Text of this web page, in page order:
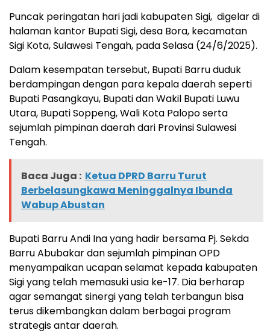
Puncak peringatan hari jadi kabupaten Sigi, digelar di
halaman kantor Bupati Sigi, desa Bora, kecamatan
Sigi Kota, Sulawesi Tengah, pada Selasa (24/6/2025).
Dalam kesempatan tersebut, Bupati Barru duduk
berdampingan dengan para kepala daerah seperti
Bupati Pasangkayu, Bupati dan Wakil Bupati Luwu
Utara, Bupati Soppeng, Wali Kota Palopo serta
sejumlah pimpinan daerah dari Provinsi Sulawesi
Tengah.
Baca Juga : Ketua DPRD Barru Turut
Berbelasungkawa Meninggalnya Ibunda
Wabup Abustan
Bupati Barru Andi Ina yang hadir bersama Pj. Sekda
Barru Abubakar dan sejumlah pimpinan OPD
menyampaikan ucapan selamat kepada kabupaten
Sigi yang telah memasuki usia ke-17. Dia berharap
agar semangat sinergi yang telah terbangun bisa
terus dikembangkan dalam berbagai program
strategis antar daerah.